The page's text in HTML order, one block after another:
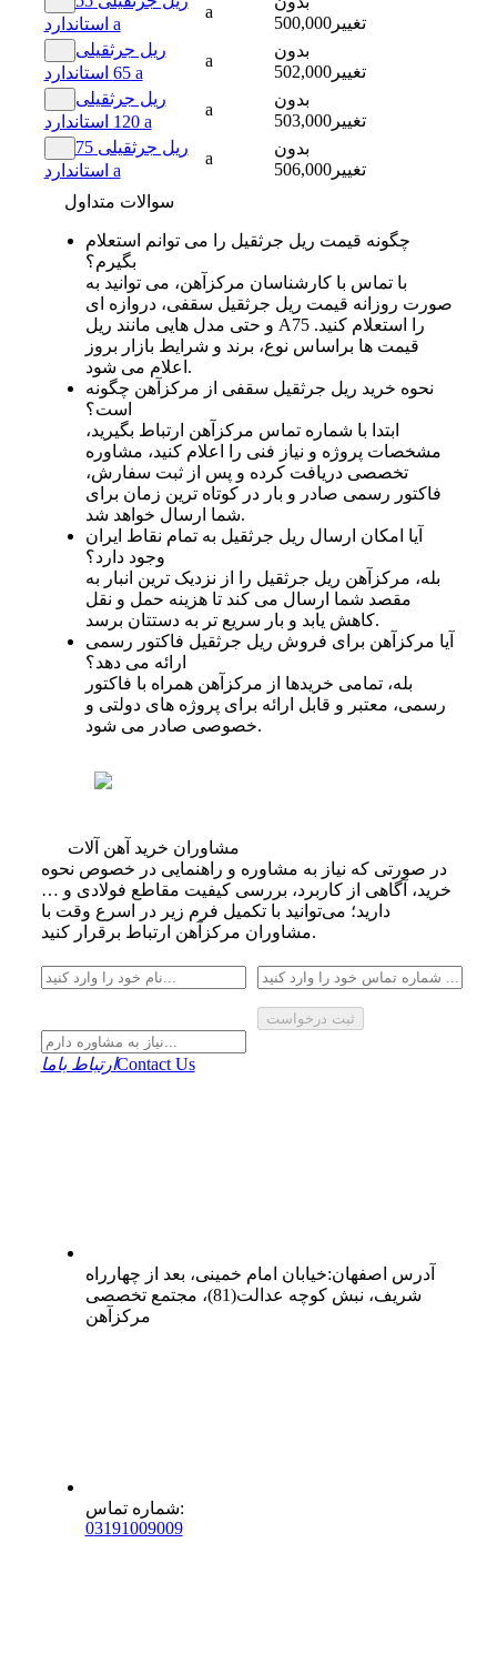
استاندارد a
a
تغییر500,000
ریل جرثقیلی
65 استاندارد a
a
بدون
تغییر502,000
ریل جرثقیلی
120 استاندارد a
a
بدون
تغییر503,000
ریل جرثقیلی 75
استاندارد a
a
بدون
تغییر506,000
سوالات متداول
چگونه قیمت ریل جرثقیل را می‌ توانم استعلام
بگیرم؟
با تماس با کارشناسان مرکزآهن، می‌ توانید به‌
صورت روزانه قیمت ریل جرثقیل سقفی، دروازه‌ ای
و حتی مدل‌ هایی مانند ریل A75 را استعلام کنید.
قیمت‌ ها براساس نوع، برند و شرایط بازار بروز
اعلام می‌ شود.
نحوه خرید ریل جرثقیل سقفی از مرکزآهن چگونه
است؟
ابتدا با شماره تماس مرکزآهن ارتباط بگیرید،
مشخصات پروژه و نیاز فنی را اعلام کنید، مشاوره
تخصصی دریافت کرده و پس از ثبت سفارش،
فاکتور رسمی صادر و بار در کوتاه‌ ترین زمان برای
شما ارسال خواهد شد.
آیا امکان ارسال ریل جرثقیل به تمام نقاط ایران
وجود دارد؟
بله، مرکزآهن ریل جرثقیل را از نزدیک‌ ترین انبار به
مقصد شما ارسال می‌ کند تا هزینه حمل‌ و نقل
کاهش یابد و بار سریع‌ تر به دستتان برسد.
آیا مرکزآهن برای فروش ریل جرثقیل فاکتور رسمی
ارائه می‌ دهد؟
بله، تمامی خریدها از مرکزآهن همراه با فاکتور
رسمی، معتبر و قابل ارائه برای پروژه‌ های دولتی و
خصوصی صادر می‌ شود.
مشاوران خرید آهن آلات
در صورتی که نیاز به مشاوره و راهنمایی در خصوص نحوه
خرید، آگاهی از کاربرد، بررسی کیفیت مقاطع فولادی و …
دارید؛ می‌توانید با تکمیل فرم زیر در اسرع وقت با
مشاوران مرکزآهن ارتباط برقرار کنید.
ثبت درخواست
ارتباط باماContact Us
آدرس اصفهان:خیابان امام خمینی، بعد از چهارراه
شریف، نبش کوچه عدالت(81)، مجتمع تخصصی
مرکزآهن
شماره تماس:
03191009009